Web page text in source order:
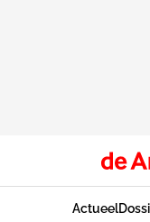
Actueel